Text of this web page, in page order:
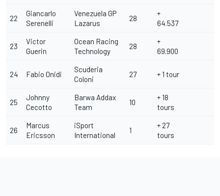
22
Giancarlo
Serenelli
Venezuela GP
Lazarus
28
+
64.537
23
Victor
Guerin
Ocean Racing
Technology
28
+
69.900
24 Fabio Onidi
Scuderia
Coloni
27 + 1 tour
25
Johnny
Cecotto
Barwa Addax
Team
10
+ 18
tours
26
Marcus
Ericsson
iSport
International
1
+ 27
tours